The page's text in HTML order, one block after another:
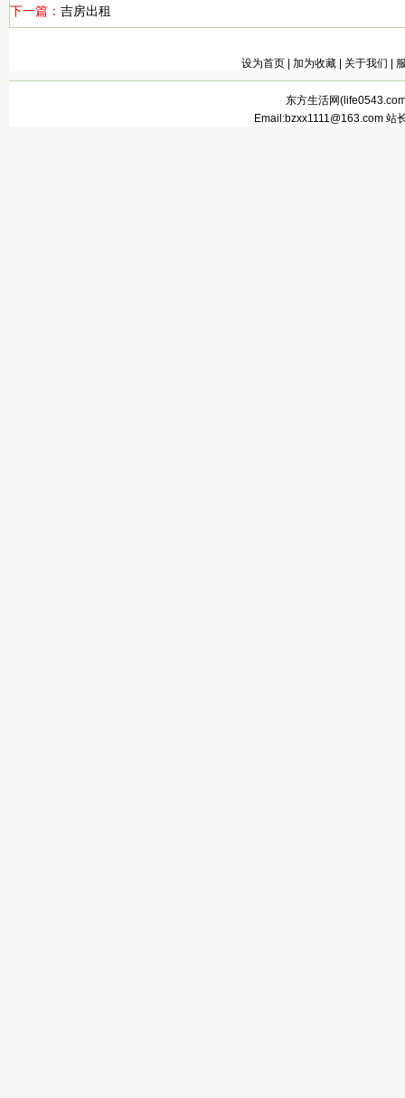
下一篇： 吉房出租
设为首页| 加为收藏| 关于我们
东方生活网(
Email:bzxx1111@163.com 站